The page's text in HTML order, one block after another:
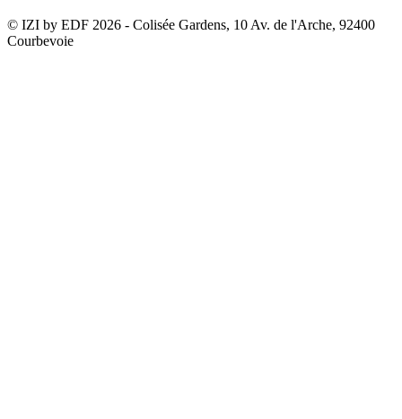
© IZI by EDF 2026 - Colisée Gardens, 10 Av. de l'Arche, 92400
Courbevoie